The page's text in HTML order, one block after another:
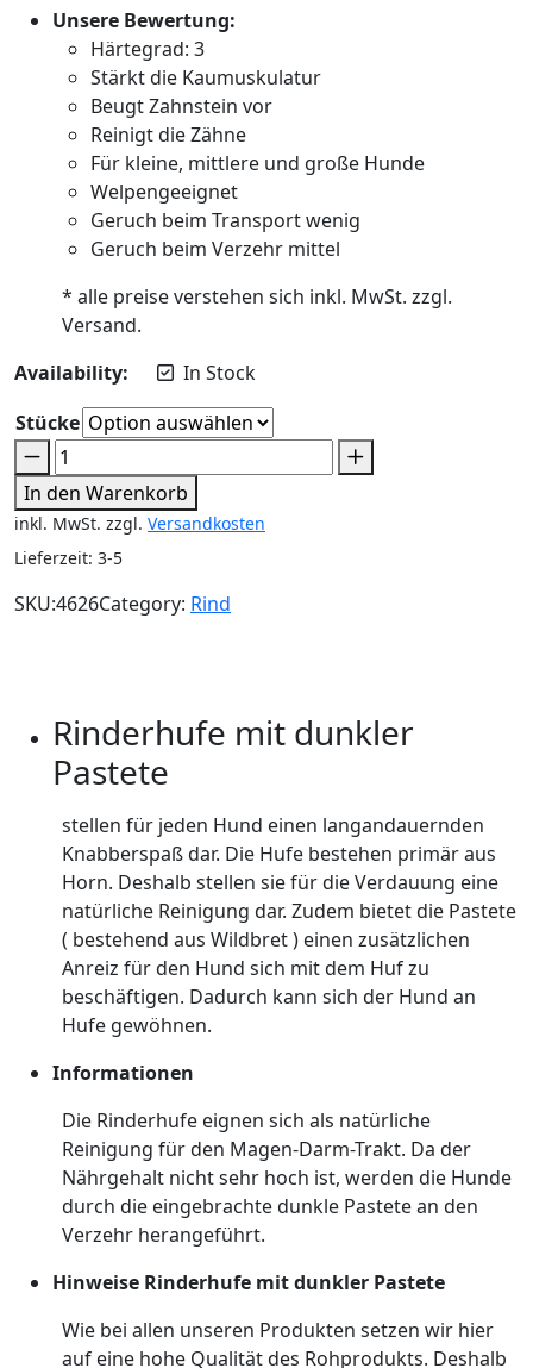
Unsere Bewertung:
Härtegrad: 3
Stärkt die Kaumuskulatur
Beugt Zahnstein vor
Reinigt die Zähne
Für kleine, mittlere und große Hunde
Welpengeeignet
Geruch beim Transport wenig
Geruch beim Verzehr mittel
* alle preise verstehen sich inkl. MwSt. zzgl.
Versand.
Availability:
In Stock
Stücke
In den Warenkorb
inkl. MwSt. zzgl. Versandkosten
Lieferzeit: 3-5
SKU:4626Category: Rind
Rinderhufe mit dunkler
Pastete
stellen für jeden Hund einen langandauernden
Knabberspaß dar. Die Hufe bestehen primär aus
Horn. Deshalb stellen sie für die Verdauung eine
natürliche Reinigung dar. Zudem bietet die Pastete
( bestehend aus Wildbret ) einen zusätzlichen
Anreiz für den Hund sich mit dem Huf zu
beschäftigen. Dadurch kann sich der Hund an
Hufe gewöhnen.
Informationen
Die Rinderhufe eignen sich als natürliche
Reinigung für den Magen-Darm-Trakt. Da der
Nährgehalt nicht sehr hoch ist, werden die Hunde
durch die eingebrachte dunkle Pastete an den
Verzehr herangeführt.
Hinweise Rinderhufe mit dunkler Pastete
Wie bei allen unseren Produkten setzen wir hier
auf eine hohe Qualität des Rohprodukts. Deshalb